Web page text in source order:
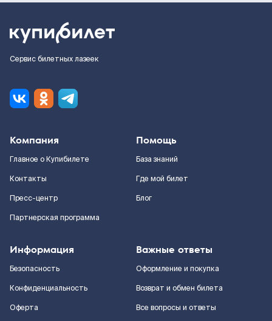
Сервис билетных лазеек
Компания
Главное о Купибилете
Контакты
Пресс-центр
Партнерская программа
Помощь
База знаний
Где мой билет
Блог
Информация
Безопасность
Конфиденциальность
Оферта
Важные ответы
Оформление и покупка
Возврат и обмен билета
Все вопросы и ответы